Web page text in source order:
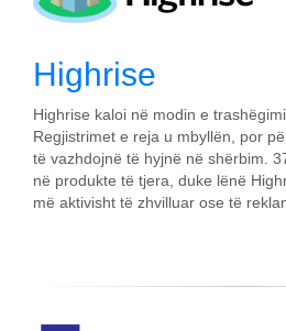
Highrise
Highrise kaloi në modin e
Regjistrimet e reja u mbyllën, por
të vazhdojnë të hyjnë në shërbim.
në produkte të tjera, duke lënë
më aktivisht të zhvilluar ose të